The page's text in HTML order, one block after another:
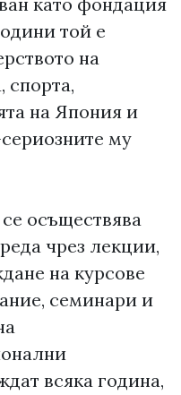
той е
на
спорта,
на Япония и
му
осъществява
чрез лекции,
на курсове
семинари и
всяка година,